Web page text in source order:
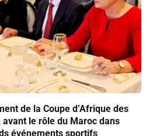
de la Coupe d’Afrique des
le rôle du Maroc dans
événements sportifs